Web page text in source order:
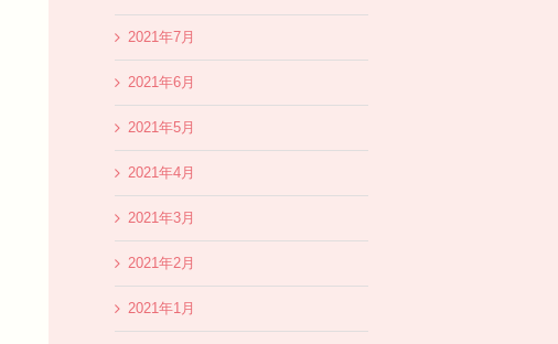
2021年7月
2021年6月
2021年5月
2021年4月
2021年3月
2021年2月
2021年1月